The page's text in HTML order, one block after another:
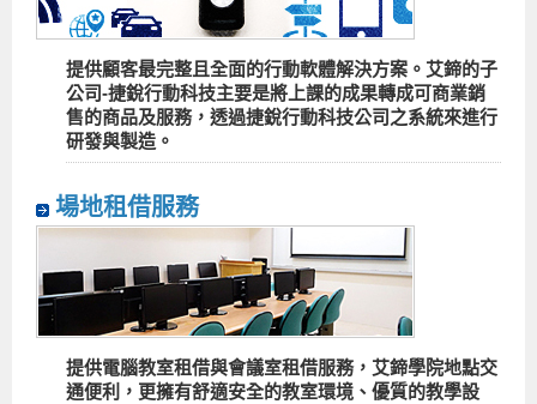
提供顧客最完整且全面的行動軟體解決方案。艾鍗的子
公司-捷銳行動科技主要是將上課的成果轉成可商業銷
售的商品及服務，透過捷銳行動科技公司之系統來進行
研發與製造。
場地租借服務
提供電腦教室租借與會議室租借服務，艾鍗學院地點交
通便利，更擁有舒適安全的教室環境、優質的教學設